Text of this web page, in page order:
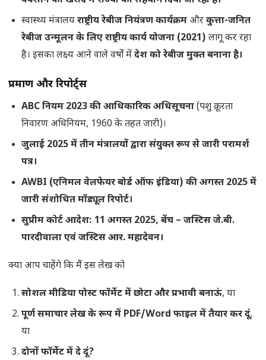
स्वास्थ्य मंत्रालयराष्ट्रीय रेबीज नियंत्रण कार्यक्रम औरकुत्ता-जनित
रेबीज उन्मूलन के लिए राष्ट्रीय कार्य योजना (2021) लागू कर रहा
है। इसका लक्ष्य आने वाले वर्षों मेंदेश को रेबीज मुक्त बनाना है।
प्रमाण और रिपोर्ट्स
ABC नियम 2023 की आधिकारिक अधिसूचना(पशु क्रूरता
निवारण अधिनियम, 1960 के तहत जारी)।
जुलाई 2025 में तीन मंत्रालयों द्वारा संयुक्त रूप से जारी परामर्श
पत्र।
AWBI (एनिमल वेलफेयर बोर्ड ऑफ इंडिया) की अगस्त 2025 में
जारी संशोधित मॉड्यूल रिपोर्ट।
सुप्रीम कोर्ट आदेश: 11 अगस्त 2025, बेंच – जस्टिस जे.बी.
पारदीवाला एवं जस्टिस आर. महादेवन।
क्या आप चाहेंगे कि मैं इस लेख को
सोशल मीडिया पोस्ट फॉर्मेट में छोटा और प्रभावी बनाऊं, या
पूर्ण समाचार लेख के रूप में PDF/Word फाइल में तैयार कर दूं,
या
दोनों फॉर्मेट में दे दूं?